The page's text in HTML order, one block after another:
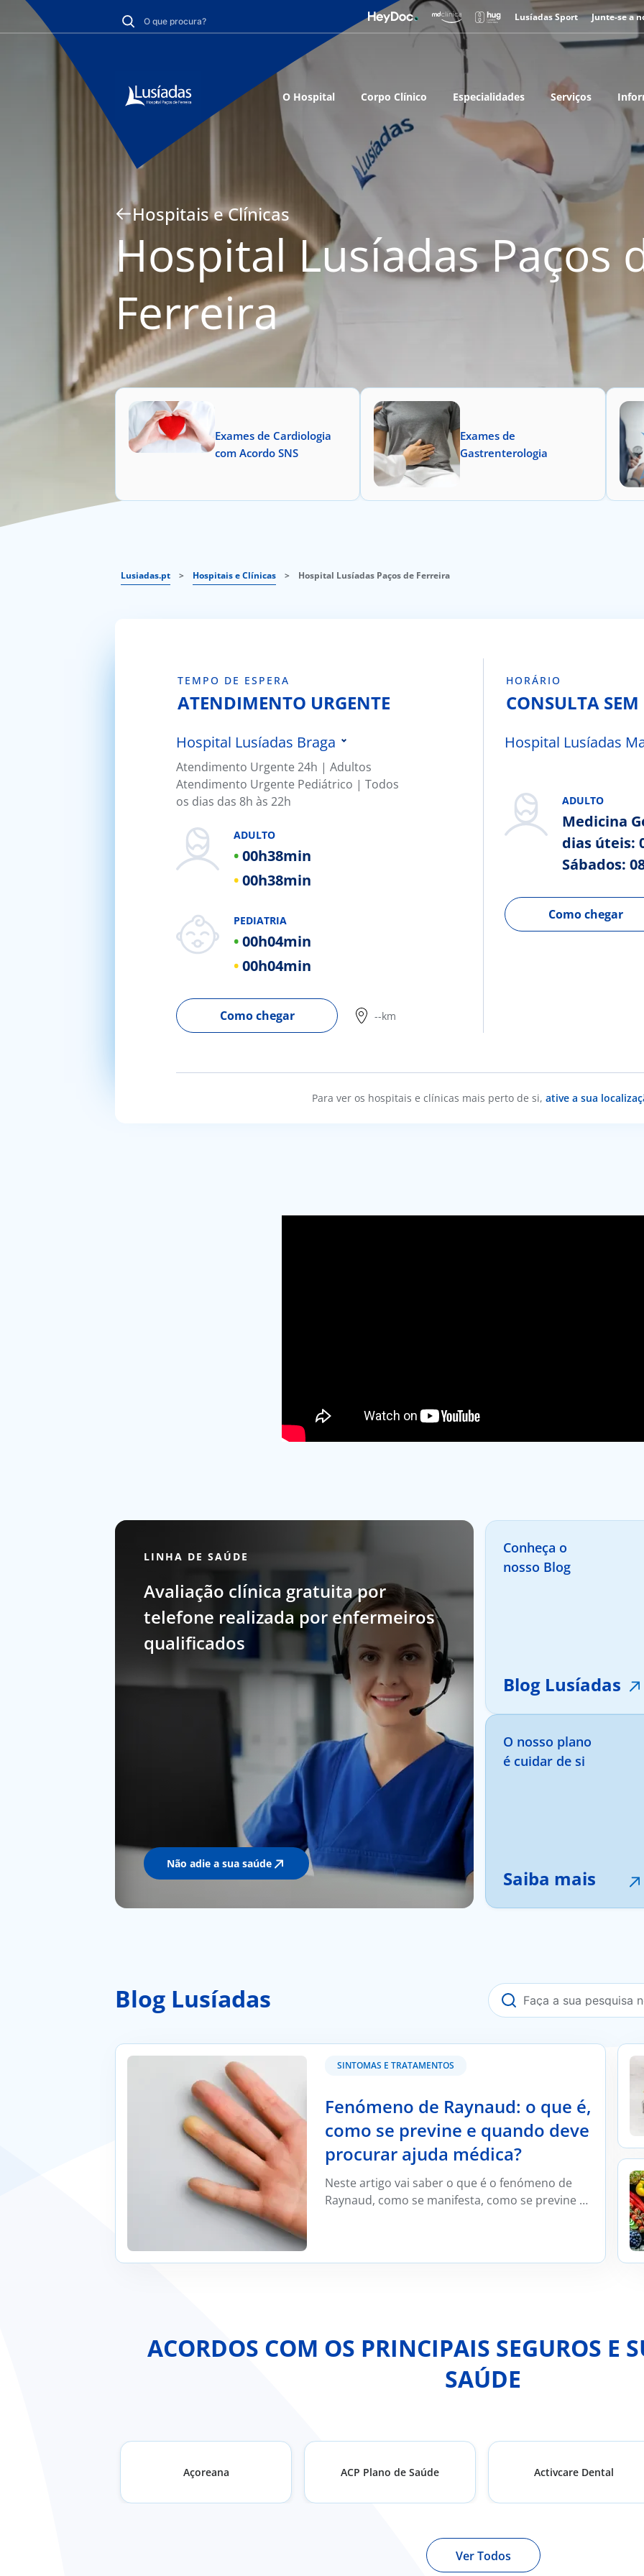
Lusíadas Sport Junte-se a
O Hospital Corpo Clínico Especialidades Serviços
Hospitais e Clínicas
Hospital Lusíadas Paços
Ferreira
Exames de Cardiologia
com Acordo SNS
Exames de
Gastrenterologia
Lusiadas.pt > Hospitais e Clínicas > Hospital Lusíadas Paços de Ferreira
TEMPO DE ESPERA
ATENDIMENTO URGENTE
Hospital Lusíadas Braga
Hospital Lusíadas Porto
Hospital Lusíadas Lisboa
Hospital Lusíadas Albufeira
Hospital Lusíadas Vilamoura
Hospital Lusíadas Paços de Ferreira
Atendimento Urgente 24h | Adultos
Atendimento Urgente Pediátrico | Todos
os dias das 8h às 22h
ADULTO
00h38min
00h38min
PEDIATRIA
00h04min
00h04min
Como chegar --km
HORÁRIO
CONSULTA
Hospital Lusíadas
Clínica Lusíadas Oriente
Clínica Lusíadas Faro
Hospital Lusíadas Santa
Hospital Lusíadas Campera
ADULTO
Medicina
dias úteis:
Sábados:
Como chegar
Para ver os hospitais e clínicas mais perto de si, ative a sua
LINHA DE SAÚDE
Não adie a sua saúde
Avaliação clínica gratuita por
telefone realizada por enfermeiros
qualificados
Blog Lusíadas
Conheça o
nosso Blog
Saiba mais
O nosso plano
é cuidar de si
Blog Lusíadas
SINTOMAS E TRATAMENTOS
Fenómeno de Raynaud: o que é,
como se previne e quando deve
procurar ajuda médica?
Neste artigo vai saber o que é o fenómeno de
Raynaud, como se manifesta, como se previne e
Fenómeno de Raynaud: o que é, como se previne e quando deve procurar ajuda médica?
ACORDOS COM OS PRINCIPAIS SEGUROS E
SAÚDE
Açoreana ACP Plano de Saúde Activcare Dental
Ver Todos